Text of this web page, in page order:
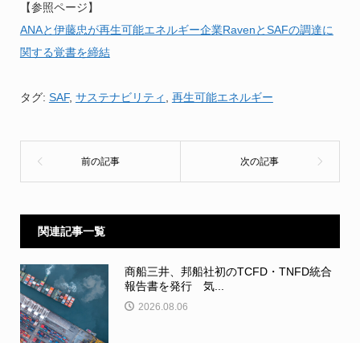
【参照ページ】
ANAと伊藤忠が再生可能エネルギー企業RavenとSAFの調達に
関する覚書を締結
タグ: SAF, サステナビリティ 再生可能エネルギー
関連記事一覧
商船三井、邦船社初のTCFD・TNFD統合
報告書を発行 気...
2026.08.06